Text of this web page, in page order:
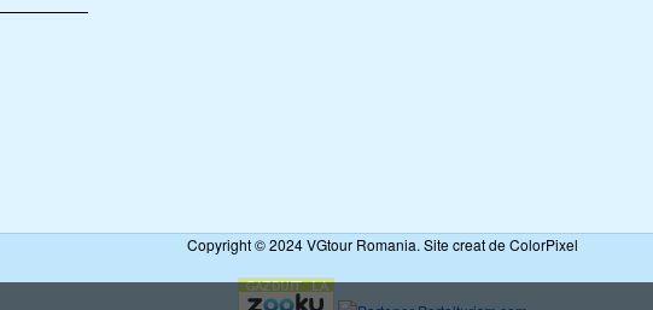
Copyright © 2024 VGtour Romania. Site creat de ColorPixel